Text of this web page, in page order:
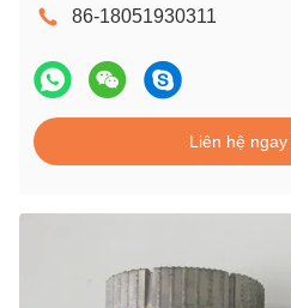
86-18051930311
Liên hệ